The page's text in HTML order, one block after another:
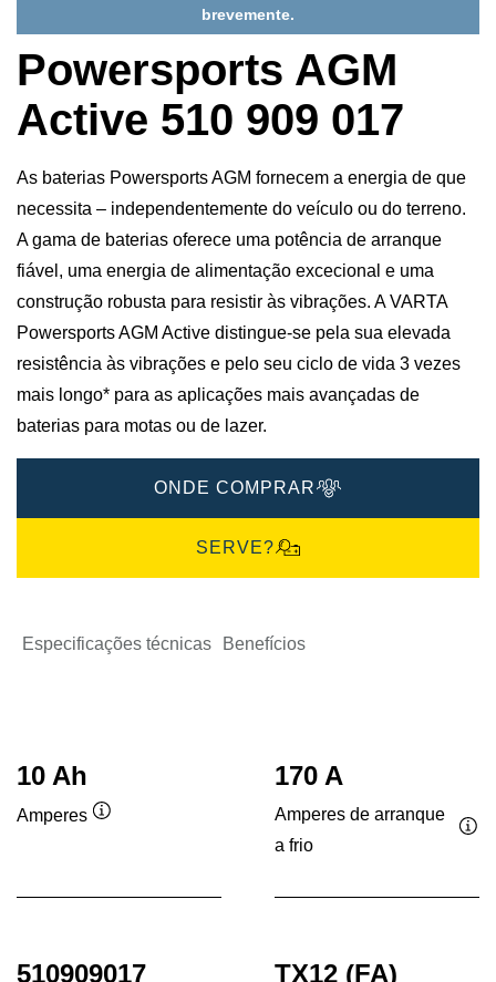
brevemente.
Powersports AGM
Active 510 909 017
As baterias Powersports AGM fornecem a energia de que
necessita – independentemente do veículo ou do terreno.
A gama de baterias oferece uma potência de arranque
fiável, uma energia de alimentação excecional e uma
construção robusta para resistir às vibrações. A VARTA
Powersports AGM Active distingue-se pela sua elevada
resistência às vibrações e pelo seu ciclo de vida 3 vezes
mais longo* para as aplicações mais avançadas de
baterias para motas ou de lazer.
ONDE COMPRAR
SERVE?
Especificações técnicas Benefícios
10 Ah
Amperes
170 A
Amperes de arranque
a frio
510909017 TX12 (FA)